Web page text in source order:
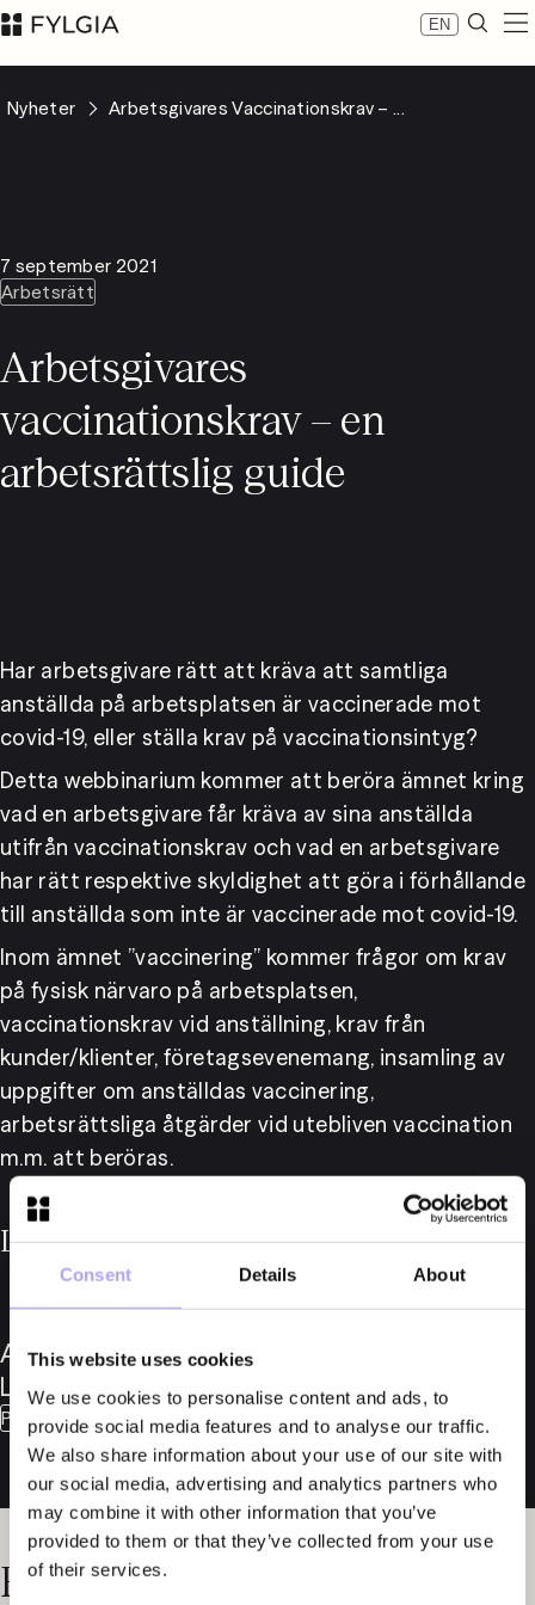
Consent Details About
This website uses cookies
We use cookies to personalise content and ads, to
provide social media features and to analyse our traffic.
We also share information about your use of our site with
our social media, advertising and analytics partners who
may combine it with other information that you’ve
provided to them or that they’ve collected from your use
of their services.
EN
Medarbetare
Besöksadress: Nybrogatan 11, Stockholm
Postadress: Box 55555, 102 04 Stockholm
inbox@fylgia.se
08 442 53 00
LinkedIn
Kontakta oss
Nyheter Arbetsgivares Vaccinationskrav – ...
7 september 2021
Arbetsrätt
Arbetsgivares
vaccinationskrav – en
arbetsrättslig guide
Har arbetsgivare rätt att kräva att samtliga
anställda på arbetsplatsen är vaccinerade mot
covid-19, eller ställa krav på vaccinationsintyg?
Detta webbinarium kommer att beröra ämnet kring
vad en arbetsgivare får kräva av sina anställda
utifrån vaccinationskrav och vad en arbetsgivare
har rätt respektive skyldighet att göra i förhållande
till anställda som inte är vaccinerade mot covid-19.
Inom ämnet ”vaccinering” kommer frågor om krav
på fysisk närvaro på arbetsplatsen,
vaccinationskrav vid anställning, krav från
kunder/klienter, företagsevenemang, insamling av
uppgifter om anställdas vaccinering,
arbetsrättsliga åtgärder vid utebliven vaccination
m.m. att beröras.
Läs mer om Anneli Lönnborg
Partner
Anneli
Lönnborg
Relaterade nyheter